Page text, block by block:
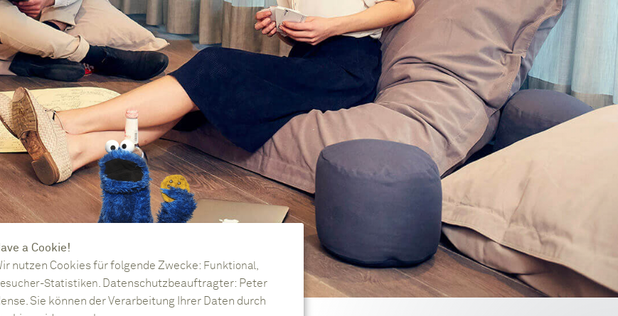
nutzen Cookies für folgende Zwecke: Funktional,
Statistiken
. Datenschutzbeauftragter: Peter
Sie können der Verarbeitung Ihrer Daten durch